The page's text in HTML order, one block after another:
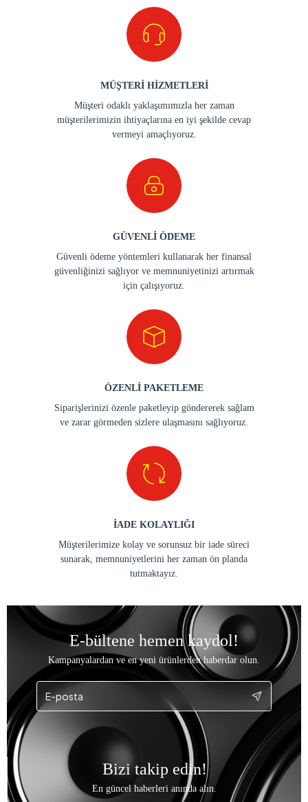
MÜŞTERİ HİZMETLERİ
Müşteri odaklı yaklaşımımızla her zaman
müşterilerimizin ihtiyaçlarına en iyi şekilde cevap
vermeyi amaçlıyoruz.
GÜVENLİ ÖDEME
Güvenli ödeme yöntemleri kullanarak her finansal
güvenliğinizi sağlıyor ve memnuniyetinizi artırmak
için çalışıyoruz.
ÖZENLİ PAKETLEME
Siparişlerinizi özenle paketleyip göndererek sağlam
ve zarar görmeden sizlere ulaşmasını sağlıyoruz.
İADE KOLAYLIĞI
Müşterilerimize kolay ve sorunsuz bir iade süreci
sunarak, memnuniyetlerini her zaman ön planda
tutmaktayız.
E-bültene hemen kaydol!
Kampanyalardan ve en yeni ürünlerden haberdar olun.
Bizi takip edin!
En güncel haberleri anında alın.